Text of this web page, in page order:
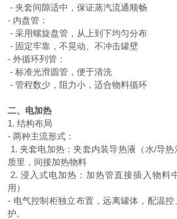
- 夹套间隙适中，保证蒸汽流通顺畅
- 内盘管：
- 采用螺旋盘管，从上到下均匀分布
- 固定牢靠，不晃动、不冲击罐壁
- 外循环列管：
- 标准光滑圆管，便于清洗
- 管程数少，阻力小，适合物料循环
二、电加热
1. 结构布局
- 两种主流形式：
1. 夹套电加热：夹套内装导热液（水/导
质里，间接加热物料
2. 浸入式电加热：加热管直接插入物料
用）
- 电气控制柜独立布置，远离罐体，配温
护。